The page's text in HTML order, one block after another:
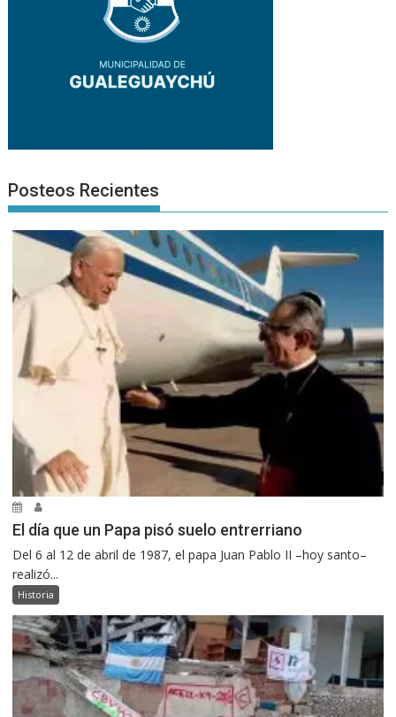
Posteos Recientes
El día que un Papa pisó suelo entrerriano
Del 6 al 12 de abril de 1987, el papa Juan Pablo II –hoy santo–
realizó...
Historia